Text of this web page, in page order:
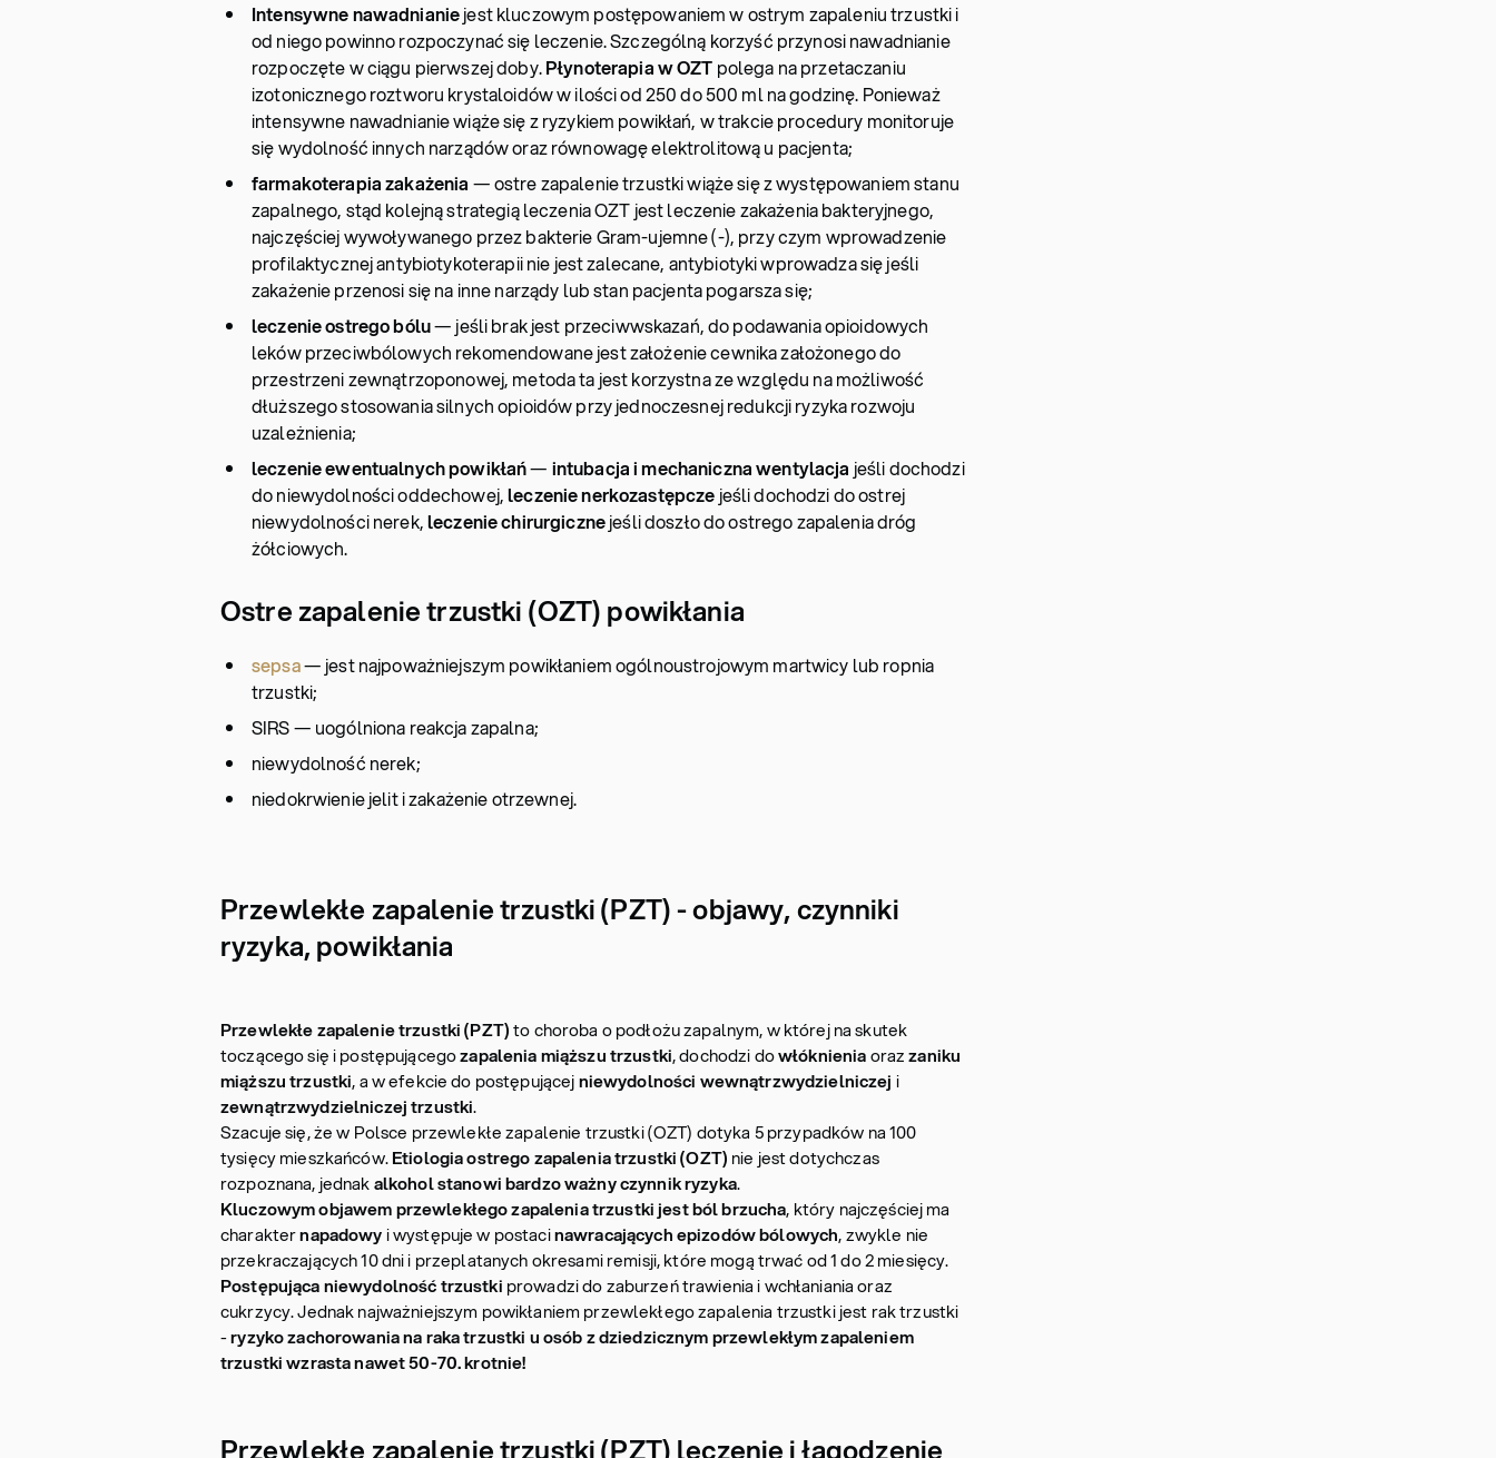
Intensywne nawadnianiejest kluczowym postępowaniem w ostrym zapaleniu trzustki i
od niego powinno rozpoczynać się leczenie. Szczególną korzyść przynosi nawadnianie
rozpoczęte w ciągu pierwszej doby.Płynoterapia w OZT polega na przetaczaniu
izotonicznego roztworu krystaloidów w ilości od 250 do 500 ml na godzinę. Ponieważ
intensywne nawadnianie wiąże się z ryzykiem powikłań, w trakcie procedury monitoruje
się wydolność innych narządów oraz równowagę elektrolitową u pacjenta;
farmakoterapia zakażenia — ostre zapalenie trzustki wiąże się z występowaniem stanu
zapalnego, stąd kolejną strategią leczenia OZT jest leczenie zakażenia bakteryjnego,
najczęściej wywoływanego przez bakterie Gram-ujemne (-), przy czym wprowadzenie
profilaktycznej antybiotykoterapii nie jest zalecane, antybiotyki wprowadza się jeśli
zakażenie przenosi się na inne narządy lub stan pacjenta pogarsza się;
leczenie ostrego bólu— jeśli brak jest przeciwwskazań, do podawania opioidowych
leków przeciwbólowych rekomendowane jest założenie cewnika założonego do
przestrzeni zewnątrzoponowej, metoda ta jest korzystna ze względu na możliwość
dłuższego stosowania silnych opioidów przy jednoczesnej redukcji ryzyka rozwoju
uzależnienia;
leczenie ewentualnych powikłań— intubacja i mechaniczna wentylacja jeśli dochodzi
do niewydolności oddechowej,leczenie nerkozastępcze jeśli dochodzi do ostrej
niewydolności nerek,leczenie chirurgicznejeśli doszło do ostrego zapalenia dróg
żółciowych.
Ostre zapalenie trzustki (OZT) powikłania
sepsa— jest najpoważniejszym powikłaniem ogólnoustrojowym martwicy lub ropnia
trzustki;
SIRS — uogólniona reakcja zapalna;
niewydolność nerek;
niedokrwienie jelit i zakażenie otrzewnej.
Przewlekłe zapalenie trzustki (PZT) - objawy, czynniki
ryzyka, powikłania
Przewlekłe zapalenie trzustki (PZT)to choroba o podłożu zapalnym, w której na skutek
toczącego się i postępującegozapalenia miąższu trzustki, dochodzi dowłóknieniaorazzaniku
miąższu trzustki, a w efekcie do postępującejniewydolności wewnątrzwydzielniczej i
zewnątrzwydzielniczej trzustki.
Szacuje się, że w Polsce przewlekłe zapalenie trzustki (OZT) dotyka 5 przypadków na 100
tysięcy mieszkańców.Etiologia ostrego zapalenia trzustki (OZT) nie jest dotychczas
rozpoznana, jednakalkohol stanowi bardzo ważny czynnik ryzyka.
Kluczowym objawem przewlekłego zapalenia trzustki jest ból brzucha, który najczęściej ma
charakternapadowyi występuje w postacinawracających epizodów bólowych, zwykle nie
przekraczających 10 dni i przeplatanych okresami remisji, które mogą trwać od 1 do 2 miesięcy.
Postępująca niewydolność trzustki prowadzi do zaburzeń trawienia i wchłaniania oraz
cukrzycy. Jednak najważniejszym powikłaniem przewlekłego zapalenia trzustki jest rak trzustki
-ryzyko zachorowania na raka trzustki u osób z dziedzicznym przewlekłym zapaleniem
trzustki wzrasta nawet 50-70. krotnie!
Przewlekłe zapalenie trzustki (PZT) leczenie i łagodzenie